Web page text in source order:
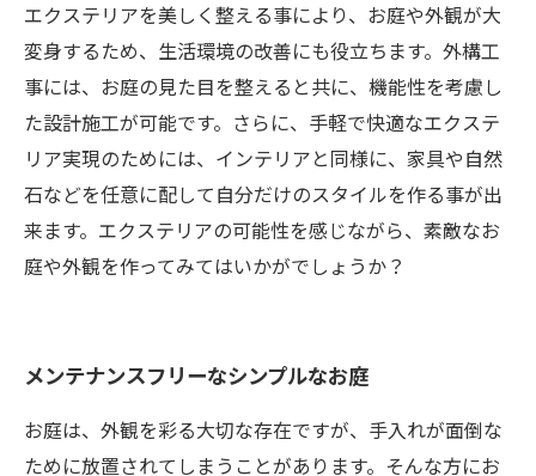
エクステリアを美しく整える事により、お庭や外観が大
変身するため、生活環境の改善にも役立ちます。外構工
事には、お庭の見た目を整えると共に、機能性を考慮し
た設計施工が可能です。さらに、手軽で快適なエクステ
リア実現のためには、インテリアと同様に、家具や自然
石などを任意に配して自分だけのスタイルを作る事が出
来ます。エクステリアの可能性を感じながら、素敵なお
庭や外観を作ってみてはいかがでしょうか？
メンテナンスフリーなシンプルなお庭
お庭は、外観を彩る大切な存在ですが、手入れが面倒な
ために放置されてしまうことがあります。そんな方にお